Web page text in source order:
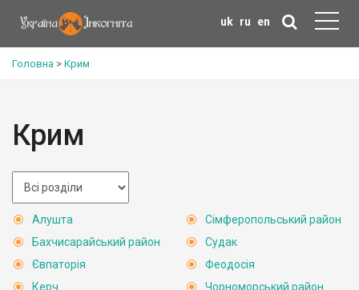
uk ru en
Головна > Крим
Крим
Алушта
Бахчисарайський район
Євпаторія
Керч
Сімферопольський район
Судак
Феодосія
Чорноморський район